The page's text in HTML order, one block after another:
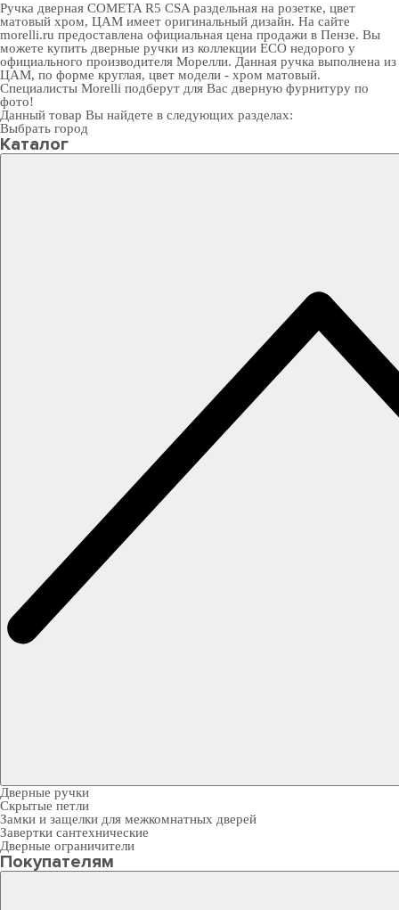
Ручка дверная COMETA R5 CSA раздельная на розетке, цвет
матовый хром, ЦАМ имеет оригинальный дизайн. На сайте
morelli.ru предоставлена официальная цена продажи в Пензе. Вы
можете купить дверные ручки из коллекции ECO недорого у
официального производителя Морелли. Данная ручка выполнена из
ЦАМ, по форме круглая, цвет модели - хром матовый.
Специалисты Morelli подберут для Вас дверную фурнитуру по
фото!
Данный товар Вы найдете в следующих разделах:
Выбрать город
Каталог
Дверные ручки
Скрытые петли
Замки и защелки для межкомнатных дверей
Завертки сантехнические
Дверные ограничители
Покупателям